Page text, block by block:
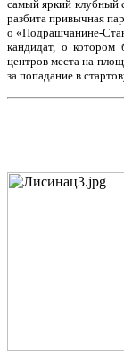
самый яркий клубный
разбита привычная
о «Подрашчанине-
кандидат, о котором
центров места на
за попадание в